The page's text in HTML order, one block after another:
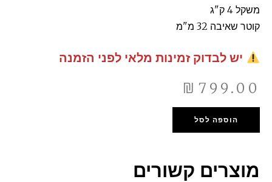
משקל 4 ק"ג
קוטר שאיבה 32 מ"מ
יש לבדוק זמינות מלאי לפני הזמנה
₪ 799.00
הוספה לסל
מוצרים קשורים